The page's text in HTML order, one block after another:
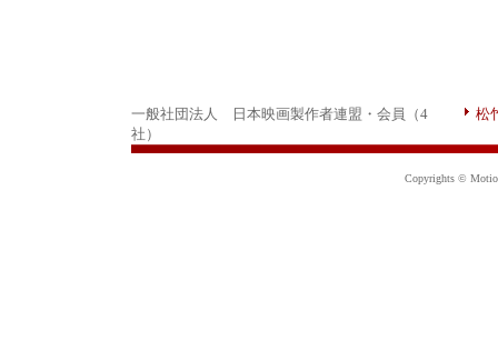
一般社団法人 日本映画製作者連盟・会員（4
社）
松
Copyrights ©